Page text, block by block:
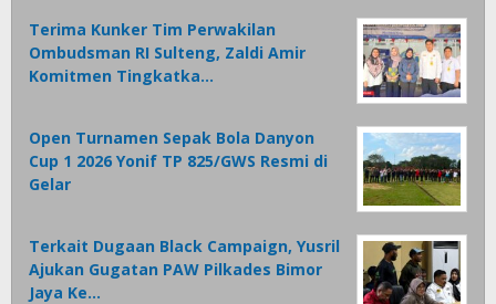
Terima Kunker Tim Perwakilan
Ombudsman RI Sulteng, Zaldi Amir
Komitmen Tingkatka…
Open Turnamen Sepak Bola Danyon
Cup 1 2026 Yonif TP 825/GWS Resmi di
Gelar
Terkait Dugaan Black Campaign, Yusril
Ajukan Gugatan PAW Pilkades Bimor
Jaya Ke…